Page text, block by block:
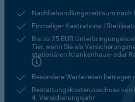
Nachbehandlungszeitraum nach
Einmaliger Kastrations-/
Bis zu 25 EUR
Tier, wenn Sie als
stationären Krankenhaus- oder
Besondere Wartezeiten betragen
Bestattungskostenzuschuss von
4. Versicherungsjahr